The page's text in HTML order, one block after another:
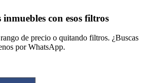
con esos filtros
de precio o quitando filtros. ¿Buscas
por WhatsApp.